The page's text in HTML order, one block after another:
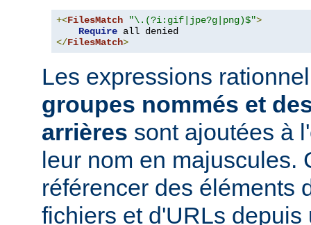
+<FilesMatch "\.(?i:gif|jpe?g|png)$">
Require
</FilesMatch>
Les expressions
groupes nommés et
arrières sont ajoutées à
leur nom en majuscules.
référencer des éléments
fichiers et d'URLs